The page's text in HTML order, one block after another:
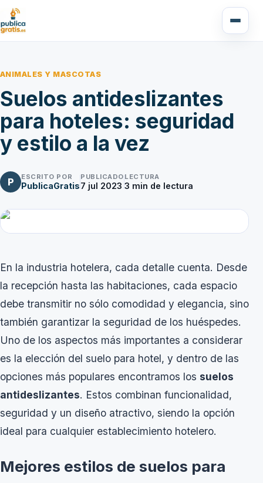
ANIMALES Y MASCOTAS
Suelos antideslizantes
para hoteles: seguridad
y estilo a la vez
P ESCRITO POR
PublicaGratis
PUBLICADO
7 jul 2023
LECTURA
3 min de lectura
En la industria hotelera, cada detalle cuenta. Desde
la recepción hasta las habitaciones, cada espacio
debe transmitir no sólo comodidad y elegancia, sino
también garantizar la seguridad de los huéspedes.
Uno de los aspectos más importantes a considerar
es la elección del suelo para hotel, y dentro de las
opciones más populares encontramos los suelos
antideslizantes. Estos combinan funcionalidad,
seguridad y un diseño atractivo, siendo la opción
ideal para cualquier establecimiento hotelero.
Mejores estilos de suelos para